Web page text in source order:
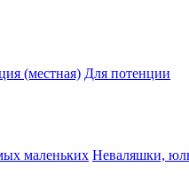
(местная) Для потенции
маленьких Неваляшки,